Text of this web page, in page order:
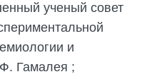
ученый совет
и
Гамалея ;